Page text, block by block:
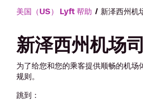
助
美国（US） Lyft 帮助 新泽西州机
新泽西州机场
为了给您和您的乘客提供顺畅的机场
规则。
跳到：